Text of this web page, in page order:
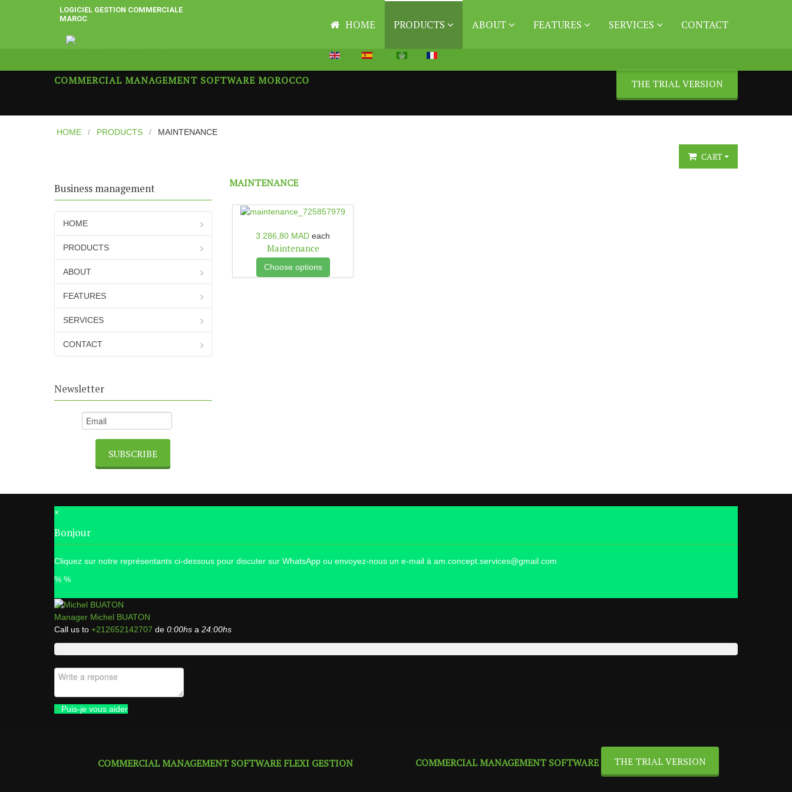
LOGICIEL GESTION COMMERCIALE
MAROC
HOME PRODUCTS ABOUT FEATURES SERVICES CONTACT
COMMERCIAL MANAGEMENT SOFTWARE MOROCCO THE TRIAL VERSION
HOME / PRODUCTS / MAINTENANCE
CART
Business management
HOME
PRODUCTS
ABOUT
FEATURES
SERVICES
CONTACT
Newsletter
MAINTENANCE
3 286,80 MAD each
Maintenance
Choose options
×
Bonjour
Cliquez sur notre représentants ci-dessous pour discuter sur WhatsApp ou envoyez-nous un e-mail à am.concept.services@gmail.com
% %
Manager Michel BUATON
Call us to +212652142707 de 0:00hs a 24:00hs
× Puis-je vous aider
COMMERCIAL MANAGEMENT SOFTWARE FLEXI GESTION COMMERCIAL MANAGEMENT SOFTWARE THE TRIAL VERSION